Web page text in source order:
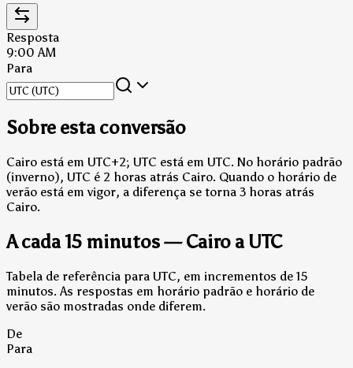
Resposta
9:00 AM
Para
Sobre esta conversão
Cairo está em UTC+2; UTC está em UTC. No horário padrão
(inverno), UTC é 2 horas atrás Cairo. Quando o horário de
verão está em vigor, a diferença se torna 3 horas atrás
Cairo.
A cada 15 minutos — Cairo a UTC
Tabela de referência para UTC, em incrementos de 15
minutos. As respostas em horário padrão e horário de
verão são mostradas onde diferem.
De
Para